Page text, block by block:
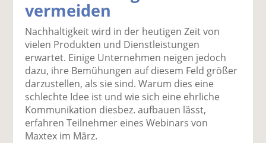
el
a
uf
F
ac
e
b
o
o
el
t
wi
tt
er
n
a
uf
Li
n
k
e
di
n
p
er
E
m
l
e
vermeiden
Nachhaltigkeit wird in der heutigen Zeit von
vielen Produkten und Dienstleistungen
erwartet. Einige Unternehmen neigen jedoch
dazu, ihre Bemühungen auf diesem Feld größer
darzustellen, als sie sind. Warum dies eine
schlechte Idee ist und wie sich eine ehrliche
Kommunikation diesbez. aufbauen lässt,
erfahren Teilnehmer eines Webinars von
Maxtex im März.